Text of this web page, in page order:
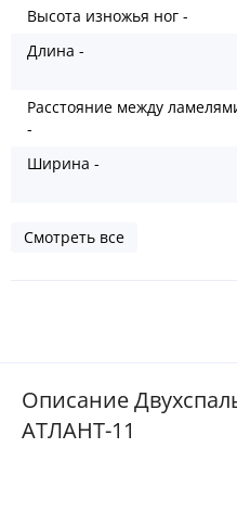
Высота изножья ног -
Длина -
Расстояние между
-
Ширина -
Смотреть все
Описание
АТЛАНТ-11